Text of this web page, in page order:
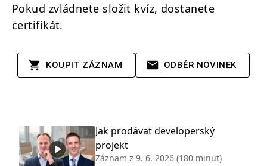
Pokud zvládnete složit kvíz, dostanete
certifikát.
KOUPIT ZÁZNAM ODBĚR NOVINEK
Jak prodávat developerský
projekt
Záznam z 9. 6. 2026 (180 minut)